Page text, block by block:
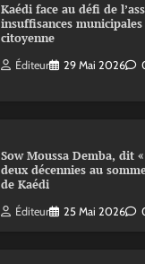
Kaédi face au défi de
insuffisances
citoyenne
Éditeur 29 Mai 2026
Sow Moussa Demba, dit
deux décennies au
de Kaédi
Éditeur 25 Mai 2026